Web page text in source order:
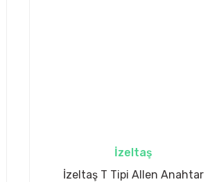
İzeltaş
İzeltaş T Tipi Allen Anahtar